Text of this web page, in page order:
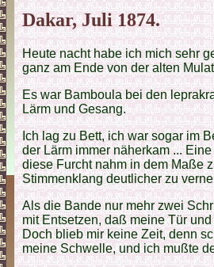
Dakar, Juli 1874.
Heute nacht habe ich mich sehr
ganz am Ende von der alten
Es war Bamboula bei den
Lärm und Gesang.
Ich lag zu Bett, ich war sogar im
der Lärm immer näherkam ...
diese Furcht nahm in dem Maße
Stimmenklang deutlicher zu
Als die Bande nur mehr zwei
mit Entsetzen, daß meine Tür
Doch blieb mir keine Zeit, denn
meine Schwelle, und ich mußte